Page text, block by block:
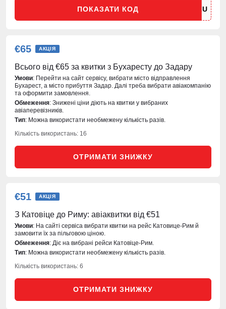
ПОКАЗАТИ КОД
€65 АКЦІЯ
Всього від €65 за квитки з Бухаресту до Задару
Умови: Перейти на сайт сервісу, вибрати місто відправлення
Бухарест, а місто прибуття Задар. Далі треба вибрати авіакомпанію
та оформити замовлення.
Обмеження: Знижені ціни діють на квитки у вибраних
авіаперевізників.
Тип: Можна використати необмежену кількість разів.
Кількість використань: 16
ОТРИМАТИ ЗНИЖКУ
€51 АКЦІЯ
З Катовіце до Риму: авіаквитки від €51
Умови: На сайті сервіса вибрати квитки на рейс Катовице-Рим й
замовити їх за пільговою ціною.
Обмеження: Діє на вибрані рейси Катовіце-Рим.
Тип: Можна використати необмежену кількість разів.
Кількість використань: 6
ОТРИМАТИ ЗНИЖКУ